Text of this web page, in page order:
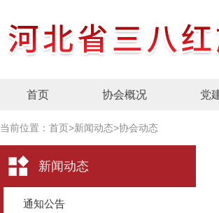
首页 协会概况 党
当前位置： 首页>新闻动态>协会动态
新闻动态
通知公告